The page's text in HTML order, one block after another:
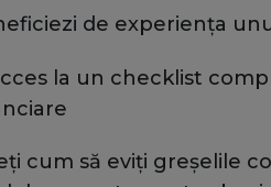
de experiența
la un checklist
cum să eviți greșelile